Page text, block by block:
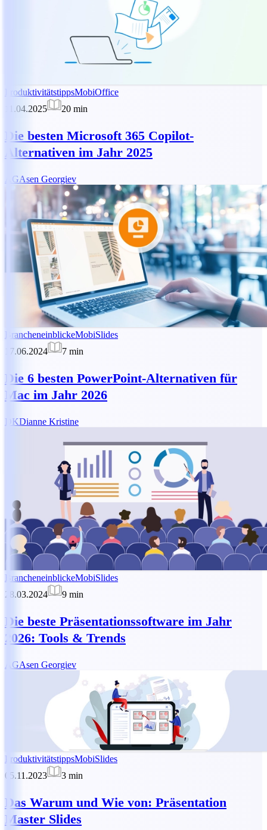
ProduktivitätstippsMobiOffice
11.04.2025
20 min
Die besten Microsoft 365 Copilot-
Alternativen im Jahr 2025
AGAsen Georgiev
BrancheneinblickeMobiSlides
17.06.2024
7 min
Die 6 besten PowerPoint-Alternativen für
Mac im Jahr 2026
DKDianne Kristine
BrancheneinblickeMobiSlides
28.03.2024
9 min
Die beste Präsentationssoftware im Jahr
2026: Tools & Trends
AGAsen Georgiev
ProduktivitätstippsMobiSlides
05.11.2023
3 min
Das Warum und Wie von: Präsentation
Master Slides